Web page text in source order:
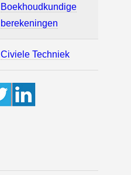
Boekhoudkundige
berekeningen
Civiele Techniek